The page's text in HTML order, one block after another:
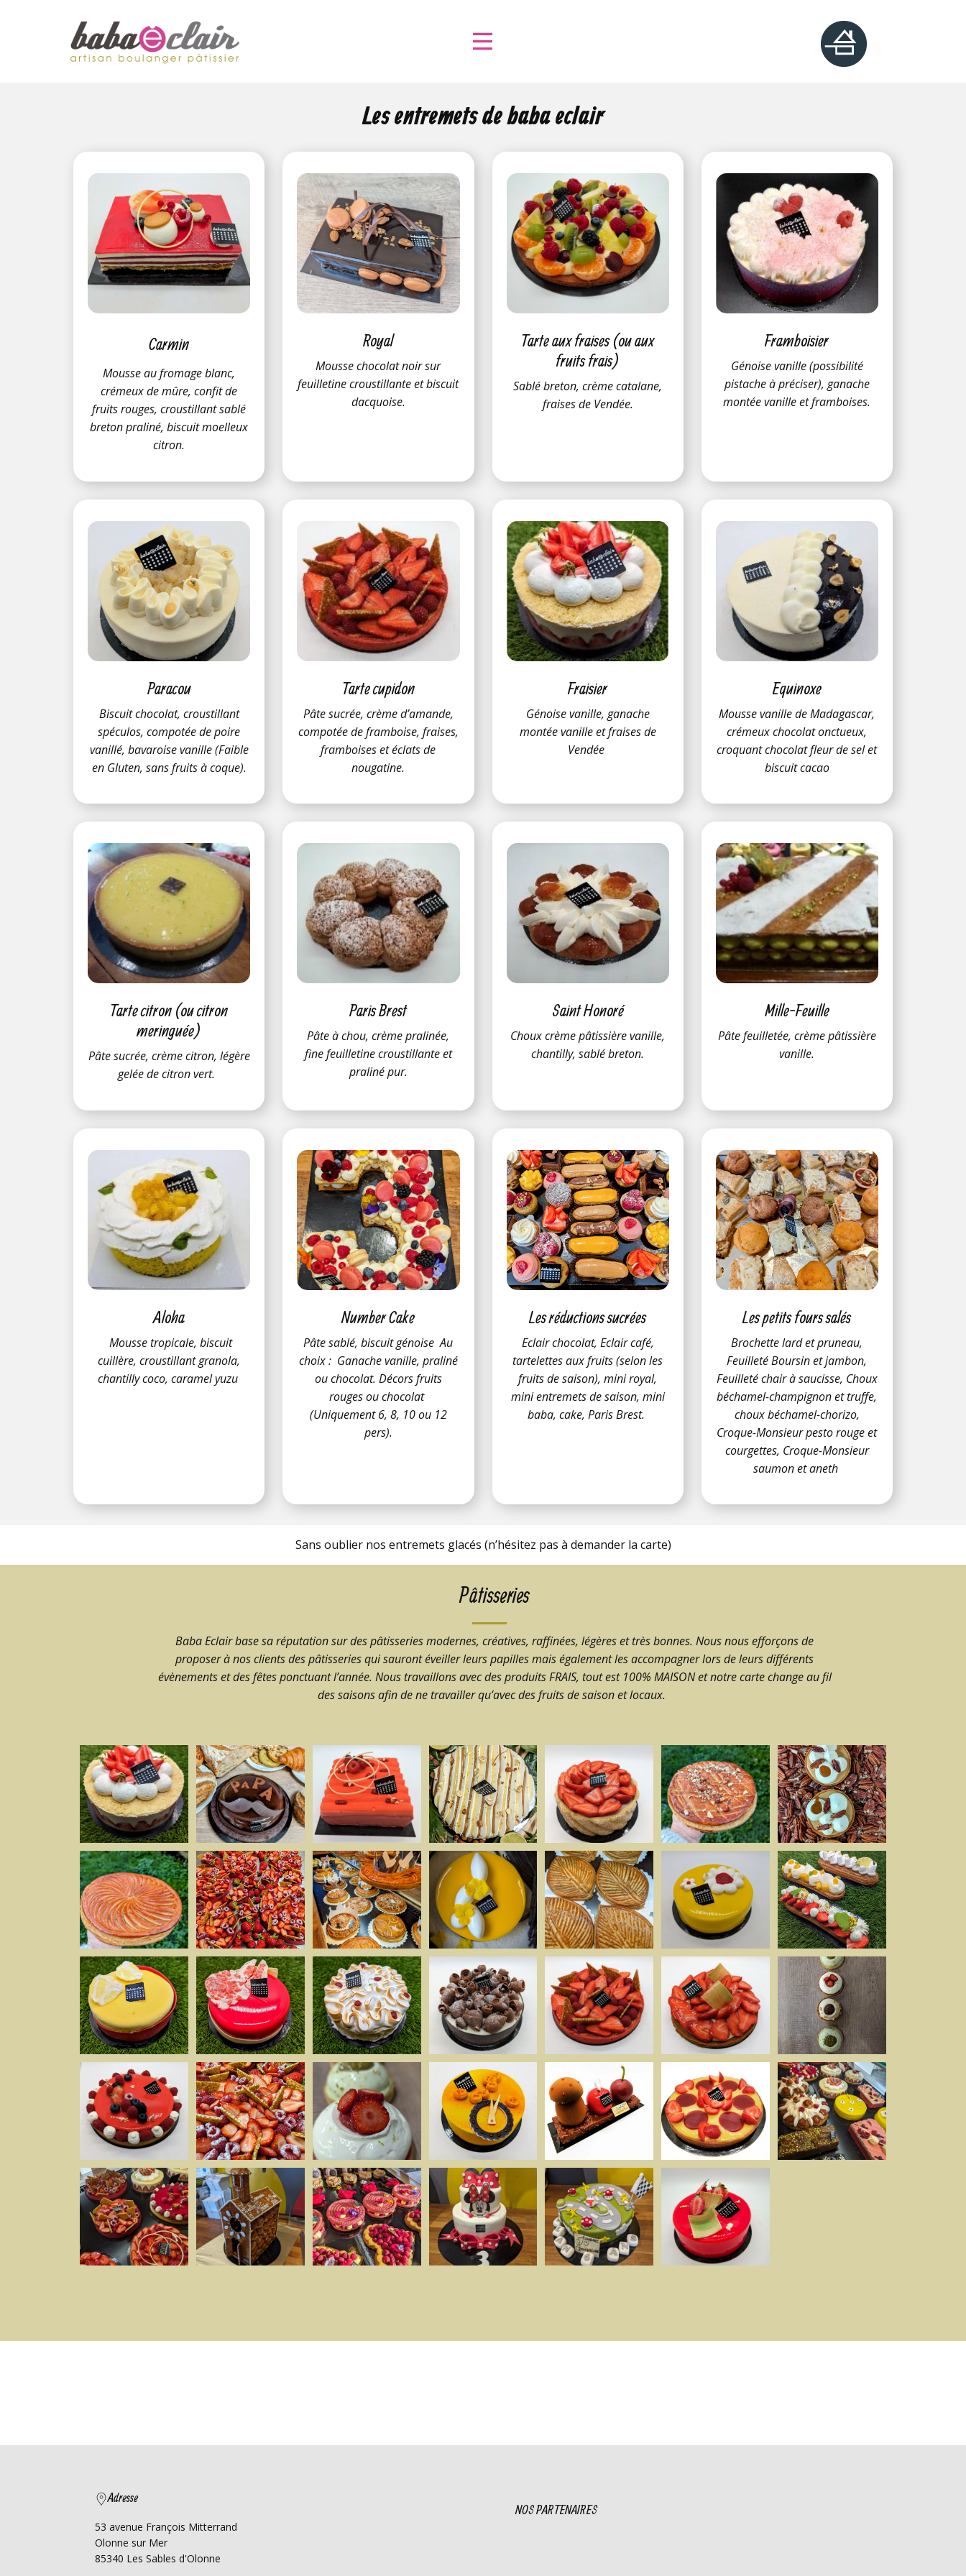
Les entremets de baba eclair
Carmin
Mousse au fromage blanc,
crémeux de mûre, confit de
fruits rouges, croustillant sablé
breton praliné, biscuit moelleux
citron.
Royal
Mousse chocolat noir sur
feuilletine croustillante et biscuit
dacquoise.
Tarte aux fraises (ou aux
fruits frais)
S​ablé breton, crème catalane,
fraises de Vendée.
Framboisier
Génoise ​vanille (possibilité
pistache à préciser), ganache
montée vanille et framboises.
Paracou
Biscuit chocolat, croustillant
spéculos, compotée de poire
vanillé, bavaroise vanille (Faible
en Gluten, sans fruits à coque).
Tarte cupidon
Pâte sucrée, crème d’amande,
compotée de framboise, fraises,
framboises et éclats de
nougatine.
Fraisier
Génoise vanille, ganache
montée vanille et fraises de
Vendée
Equinoxe
Mousse vanille de Madagascar,
crémeux chocolat onctueux,
croquant chocolat fleur de sel et
biscuit cacao
Tarte citron (ou citron
meringuée)
Pâte sucrée, crème citron, légère
gelée de citron vert.
Paris Brest
Pâte à chou, crème pralinée,
fine feuilletine croustillante et
praliné pur.
Saint Honoré
Choux crème pâtissière vanille,
chantilly, sablé breton.
Mille-Feuille
Pâte feuilletée, crème pâtissière
vanille.
Aloha
Mousse tropicale, biscuit
cuillère, croustillant granola,
chantilly coco, caramel yuzu
Number Cake
Pâte sablé, biscuit génoise Au
choix : Ganache vanille, praliné
ou chocolat. Décors fruits
rouges ou chocolat
(Uniquement 6, 8, 10 ou 12
pers).
Les réductions sucrées
Eclair chocolat, Eclair café,
tartelettes aux fruits (selon les
fruits de saison), mini royal,
mini entremets de saison, mini
baba, cake, Paris Brest.
Les petits fours salés
Brochette lard et pruneau,
Feuilleté Boursin et jambon,
Feuilleté chair à saucisse, Choux
béchamel-champignon et truffe,
choux béchamel-chorizo,
Croque-Monsieur pesto rouge et
courgettes, Croque-Monsieur
saumon et aneth
Sans oublier nos entremets glacés (n’hésitez pas à demander la carte)
Pâtisseries
Baba Eclair base sa réputation sur des pâtisseries modernes, créatives, raffinées, légères et très bonnes. Nous nous efforçons de
proposer à nos clients des pâtisseries qui sauront éveiller leurs papilles mais également les accompagner lors de leurs différents
évènements et des fêtes ponctuant l’année. Nous travaillons avec des produits FRAIS, tout est 100% MAISON et notre carte change au fil
des saisons afin de ne travailler qu’avec des fruits de saison et locaux.
Adresse
53 avenue François Mitterrand
Olonne sur Mer
85340 Les Sables d'Olonne
NOS PARTENAIRES